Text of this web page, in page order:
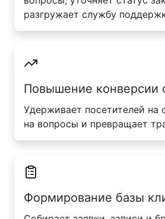
разгружает службу
Повышение конверсии
Удерживает посетителей на
на вопросы и превращает
Формирование базы